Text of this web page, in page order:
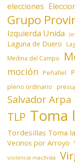
elecciones
Grupo
Izquierda Unida
Laguna de Duero
Medina del Campo
moción Peñafiel
pleno ordinario
Salvador Arpa
TLP Toma
Tordesillas Toma
Vecinos por Arroyo
violencia machista